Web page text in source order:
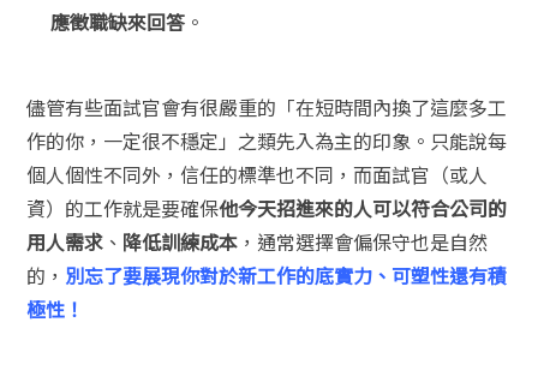
應徵職缺來回答 。
儘管有些面試官會有很嚴重的「在短時間內換了這麼多工
作的你，一定很不穩定」之類先入為主的印象。只能說每
個人個性不同外，信任的標準也不同，而面試官（或人
資）的工作就是要確保他今天招進來的人可以符合公司的
用人需求 、 降低訓練成本 ，通常選擇會偏保守也是自然
的， 別忘了要展現你對於新工作的底實力、可塑性還有積
極性！